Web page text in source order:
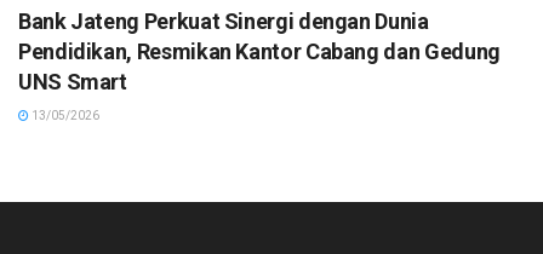
Bank Jateng Perkuat Sinergi dengan Dunia
Pendidikan, Resmikan Kantor Cabang dan Gedung
UNS Smart
13/05/2026